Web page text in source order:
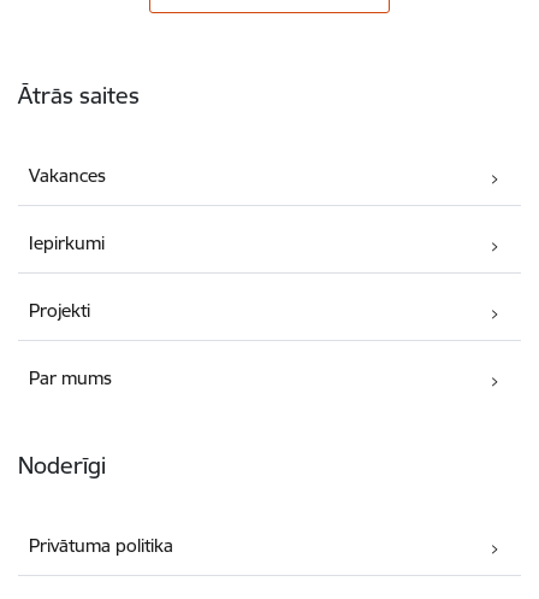
Ātrās saites
Vakances
Iepirkumi
Projekti
Par mums
Noderīgi
Privātuma politika